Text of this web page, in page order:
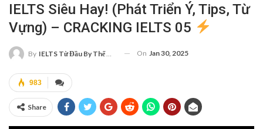
IELTS Siêu Hay! (phát Triển Ý, Tips, Từ
Vựng) – CRACKING IELTS 05
By IELTS Từ Đầu By Thế Quang On Jan 30, 2025
983
Share